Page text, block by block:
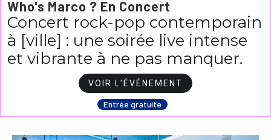
Who's Marco ? En Concert
Concert rock-pop contemporain
à [ville] : une soirée live intense
et vibrante à ne pas manquer.
VOIR L'ÉVÉNEMENT
Entrée gratuite